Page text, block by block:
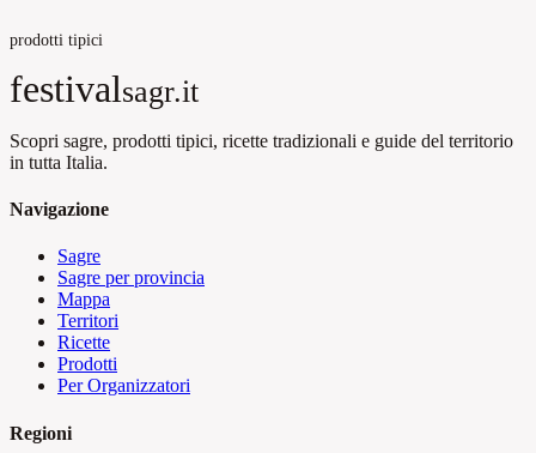
prodotti tipici
festivalsagr.it
Scopri sagre, prodotti tipici, ricette tradizionali e guide del territorio
in tutta Italia.
Navigazione
Sagre
Sagre per provincia
Mappa
Territori
Ricette
Prodotti
Per Organizzatori
Regioni